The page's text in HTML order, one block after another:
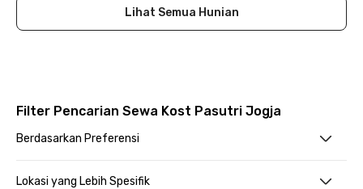
Lihat Semua Hunian
Filter Pencarian Sewa Kost Pasutri Jogja
Berdasarkan Preferensi
Lokasi yang Lebih Spesifik